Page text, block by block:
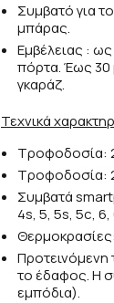
Συμβατό για
μπάρας.
Εμβέλειας :
πόρτα. Έως 30
γκαράζ.
Τεχνικά
Τροφοδοσία: 2
Τροφοδοσία: 2
Συμβατά
4s, 5, 5s, 5c, 6,
το έδαφος. Η
εμπόδια).